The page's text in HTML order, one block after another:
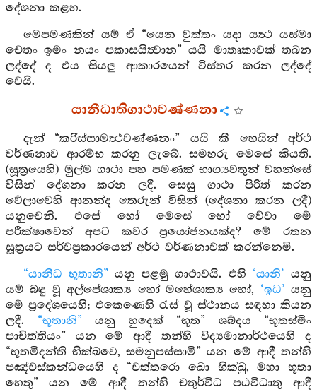
දේශනා කළහ.
මෙපමණකින් යම් ඒ “යෙන වුත්තං යදා යත්‍ථ යස්මා
චෙතං ඉමං නයං පකාසයිත්‍වාන” යයි මාතෘකාවක් තබන
ලද්දේ ද එය සියලු ආකාරයෙන් විස්තර කරන ලද්දේ
වෙයි.
යානීධාතිගාථාවණ්ණනා
දැන් “කරිස්සාමත්‍ථවණ්ණනං” යයි කී හෙයින් අර්ථ
වර්ණනාව ආරම්භ කරනු ලැබේ. සමහරු මෙසේ කියති.
(සූත්‍රයෙහි) මුල්ම ගාථා පහ පමණක් භාග්‍යවතුන් වහන්සේ
විසින් දේශනා කරන ලදී. සෙසු ගාථා පිරිත් කරන
වේලාවෙහි ආනන්ද තෙරුන් විසින් (දේශනා කරන ලදී)
යනුවෙනි. එසේ හෝ මෙසේ හෝ වේවා මේ
පරීක්ෂාවෙන් අපට කවර ප්‍රයෝජනයක්ද? මේ රතන
සූත්‍රයට සර්වප්‍රකාරයෙන් අර්ථ වර්ණනාවක් කරන්නෙමි.
“යානීධ භූතානි” යනු පළමු ගාථාවයි. එහි ‘යානි’ යනු
යම් බඳු වූ අල්පේශාක්‍ය හෝ මහේශාක්‍ය හෝ, ‘ඉධ’ යනු
මේ ප්‍රදේශයෙහි; එකෙණෙහි රැස් වූ ස්ථානය සඳහා කියන
ලදී. “භූතානි” යනු හුදෙක් “භූත” ශබ්දය “භූතස්මිං
පාචිත්තියං” යන මේ ආදී තන්හි විද්‍යමානාර්ථයෙහි ද
“භූතමිදන්ති භික්ඛවෙ, සමනුපස්සාමි” යන මේ ආදී තන්හි
පඤ්චස්කන්ධයෙහි ද “චත්තරො ඛො භික්ඛු, මහා භූතා
හෙතු” යන මේ ආදී තන්හි චතුර්විධ පඨවිධාතු ආදී